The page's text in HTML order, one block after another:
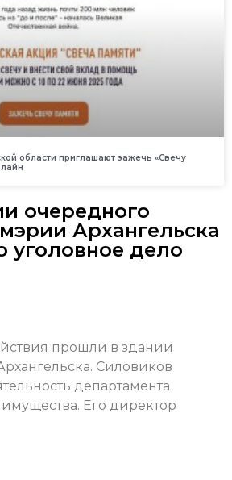
области приглашают зажечь «Свечу
очередного
Архангельска
уголовное дело
прошли в здании
Силовиков
департамента
Его директор